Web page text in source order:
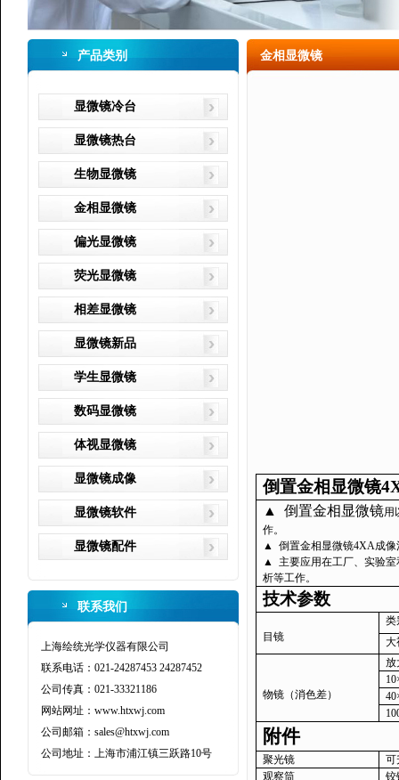
产品类别
显微镜冷台
显微镜热台
生物显微镜
金相显微镜
偏光显微镜
荧光显微镜
相差显微镜
显微镜新品
学生显微镜
数码显微镜
体视显微镜
显微镜成像
显微镜软件
显微镜配件
联系我们
上海绘统光学仪器有限公司
联系电话：021-24287453 24287452
公司传真：021-33321186
网站网址：www.htxwj.com
公司邮箱：sales@htxwj.com
公司地址：上海市浦江镇三跃路10号
金相显微镜
倒置金相显微镜
▲ 倒置金相显微镜用
作。
▲ 倒置金相显微镜4XA成
▲
主要应用在工厂、实验
析等工作。
技术参数
目镜
类
大
物镜（消色差）
放
10
40
附件
聚光镜
可
观察筒
铰